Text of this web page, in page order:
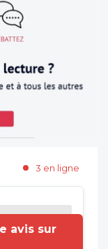
3 en ligne
avis sur